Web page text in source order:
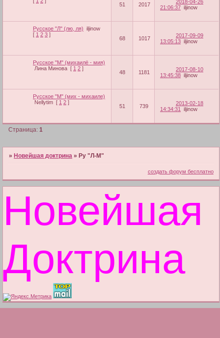
51 2017
2018-04-26
21:06:37 iljinow
Русское "Л" (лю, ля) iljinow
[ 1 2 3 ]
68 1017
2017-09-09
13:05:13 iljinow
Русское "М" (михаилё - мия)
Лина Минова [ 1 2 ]
48 1181
2017-08-10
13:45:38 iljinow
Русское "М" (мих - михаиле)
Nellytim [ 1 2 ]
51 739
2013-02-18
14:34:31
iljinow
Страница:1
» Новейшая доктрина » Ру "Л-М"
создать форум бесплатно
Новейшая
Доктрина